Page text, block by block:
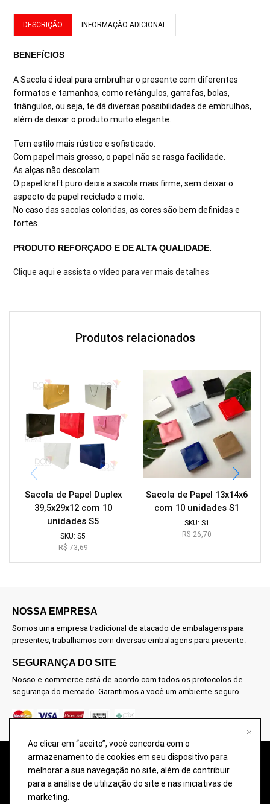
DESCRIÇÃO INFORMAÇÃO ADICIONAL
BENEFÍCIOS
A Sacola é ideal para embrulhar o presente com diferentes
formatos e tamanhos, como retângulos, garrafas, bolas,
triângulos, ou seja, te dá diversas possibilidades de embrulhos,
além de deixar o produto muito elegante.
Tem estilo mais rústico e sofisticado.
Com papel mais grosso, o papel não se rasga facilidade.
As alças não descolam.
O papel kraft puro deixa a sacola mais firme, sem deixar o
aspecto de papel reciclado e mole.
No caso das sacolas coloridas, as cores são bem definidas e
fortes.
PRODUTO REFORÇADO E DE ALTA QUALIDADE.
Clique aqui e assista o vídeo para ver mais detalhes
Produtos relacionados
Sacola de Papel Duplex
39,5x29x12 com 10
unidades S5
SKU:S5
R$ 73,69
Sacola de Papel 13x14x6
com 10 unidades S1
SKU: S1
R$ 26,70
NOSSA EMPRESA
Somos uma empresa tradicional de atacado de embalagens para
presentes, trabalhamos com diversas embalagens para presente.
SEGURANÇA DO SITE
Nosso e-commerce está de acordo com todos os protocolos de
segurança do mercado. Garantimos a você um ambiente seguro.
@2026 – TODOS OS DIREITOS RESERVADOS À DON EMBALAGENS –
COMÉRCIO DE EMBALAGENS PARA PRESENTES. Imagens meramente
ilustrativas, qualquer semelhança é uma mera coincidência.
Ao clicar em “aceito”, você concorda com o
armazenamento de cookies em seu dispositivo para
melhorar a sua navegação no site, além de contribuir
para a análise de utilização do site e nas iniciativas de
marketing.